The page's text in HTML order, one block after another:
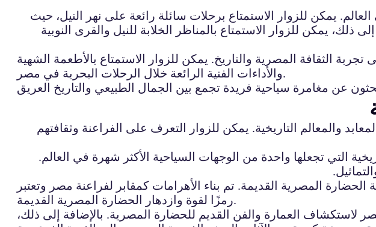
يمكن للزوار الاستمتاع برحلات سائلة رائعة على نهر النيل، حيث
يمكن للزوار الاستمتاع بالمناظر الخلابة للنيل والقرى النوبية
الثقافة المصرية والتاريخ. يمكن للزوار الاستمتاع بالأطعمة الشهية
والأداءات الفنية الرائعة خلال الرحلات البحرية في مصر.
والمعالم التاريخية. يمكن للزوار التعرف على الفراعنة وثقافتهم
التي تجعلها واحدة من الوجهات السياحية الأكثر شهرة في العالم.
المصرية القديمة. تم بناء الأهرامات كمقابر لفراعنة مصر وتعتبر
رمزًا لقوة وازدهار الحضارة المصرية القديمة.
لاستكشاف العمارة والفن القديم للحضارة المصرية. بالإضافة إلى ذلك،